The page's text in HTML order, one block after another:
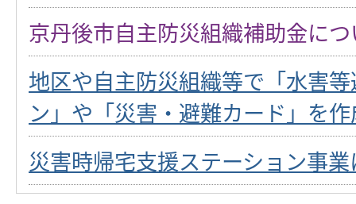
京丹後市自主防災組織補助金に
地区や自主防災組織等で「水害
ン」や「災害・避難カード」を
災害時帰宅支援ステーション事